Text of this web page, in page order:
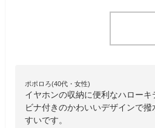
ポポロろ(40代・女性)
イヤホンの収納に便利なハロー
ビナ付きのかわいいデザインで
すいです。